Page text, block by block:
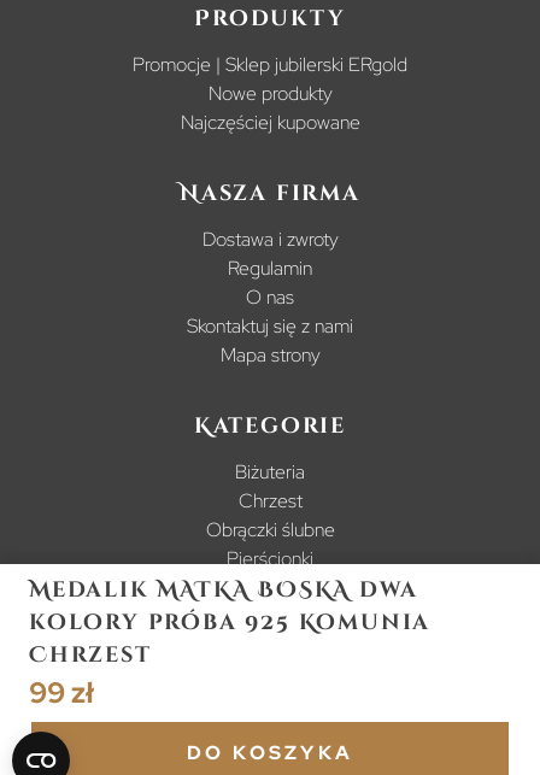
Medalik MATKA BOSKA dwa
kolory próba 925 Komunia
Chrzest
99 zł
DO KOSZYKA
Produkty
Promocje | Sklep jubilerski ERgold
Nowe produkty
Najczęściej kupowane
Nasza firma
Dostawa i zwroty
Regulamin
O nas
Skontaktuj się z nami
Mapa strony
Kategorie
Biżuteria
Chrzest
Obrączki ślubne
Pierścionki
© 2024 www.ergold.pl Wszelkie prawa zastrzeżone.